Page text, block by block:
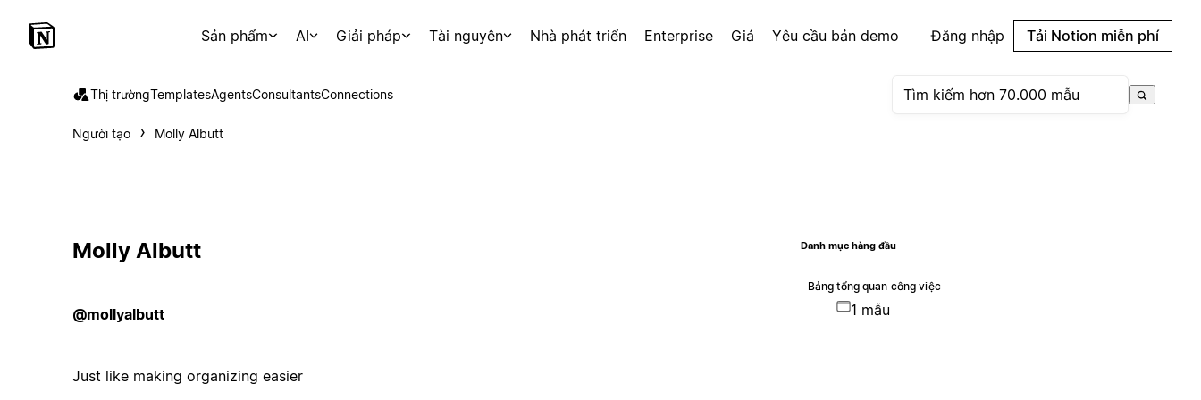
Sản phẩm AI Giải pháp Tài nguyên Nhà phát triển Enterprise Giá Yêu cầu bản demo Đăng nhập Tải Notion miễn phí
Thị trườngTemplatesAgentsConsultantsConnections
Người tạo Molly Albutt
Molly Albutt
@mollyalbutt
Just like making organizing easier
Danh mục hàng đầu
Bảng tổng quan công việc
1 mẫu